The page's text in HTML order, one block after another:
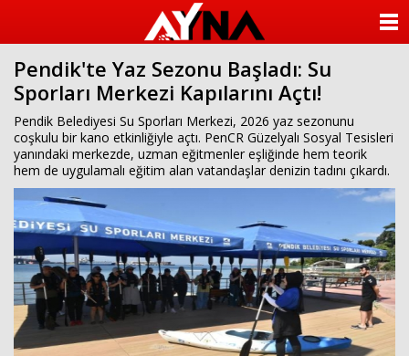
sohbet
cinsel
sohbet
sohbet
mobil
sohbet
islami
sohbetler
Pendik'te Yaz Sezonu Başladı: Su
Sporları Merkezi Kapılarını Açtı!
Pendik Belediyesi Su Sporları Merkezi, 2026 yaz sezonunu
coşkulu bir kano etkinliğiyle açtı. PenCR Güzelyalı Sosyal Tesisleri
yanındaki merkezde, uzman eğitmenler eşliğinde hem teorik
hem de uygulamalı eğitim alan vatandaşlar denizin tadını çıkardı.
KATEGORİLER
ANKETLER
VİDEO GALERİ
KÜNYE
İLETİŞİM